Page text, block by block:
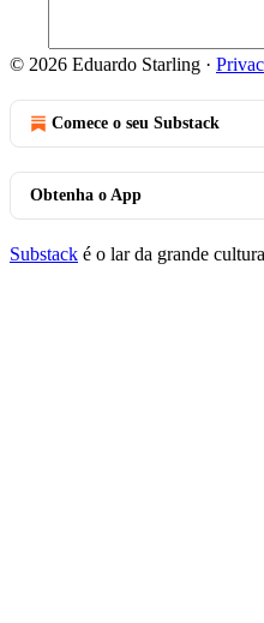
© 2026 Eduardo Starling ·
Comece o seu Substack
Obtenha o App
Substack é o lar da grande cultura